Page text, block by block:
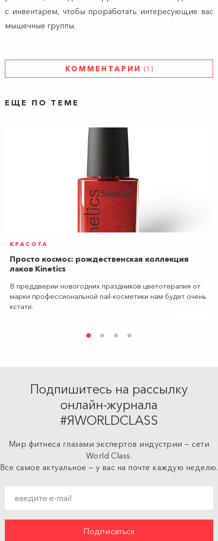
с инвентарем, чтобы проработать интересующие вас
мышечные группы.
КОММЕНТАРИИ (1)
ЕЩЕ ПО ТЕМЕ
КРАСОТА
Просто космос: рождественская коллекция
лаков Kinetics
В преддверии новогодних праздников цветотерапия от
марки профессиональной nail-косметики нам будет очень
кстати.
Подпишитесь на рассылку
онлайн-журнала
#ЯWORLDCLASS
Мир фитнеса глазами экспертов индустрии — сети
World Class.
Все самое актуальное — у вас на почте каждую неделю.